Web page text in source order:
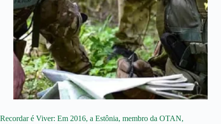
Recordar é Viver: Em 2016, a Estônia, membro da OTAN,